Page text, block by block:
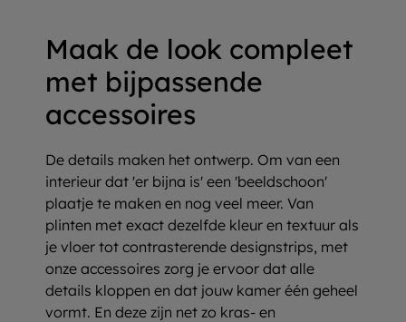
Maak de look compleet
met bijpassende
accessoires
De details maken het ontwerp. Om van een
interieur dat 'er bijna is' een 'beeldschoon'
plaatje te maken en nog veel meer. Van
plinten met exact dezelfde kleur en textuur als
je vloer tot contrasterende designstrips, met
onze accessoires zorg je ervoor dat alle
details kloppen en dat jouw kamer één geheel
vormt. En deze zijn net zo kras- en